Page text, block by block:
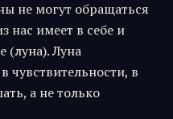
не могут обращаться
нас имеет в себе и
(луна). Луна
чувствительности, в
а не только